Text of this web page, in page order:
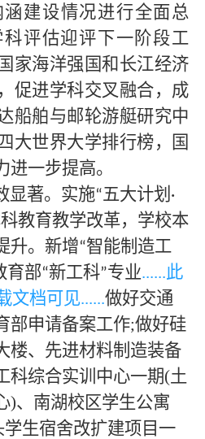
建设情况进行全面总
评估迎评下一阶段工
家海洋强国和长江经济
促进学科交叉融合，成
船舶与邮轮游艇研究中
大世界大学排行榜，国
进一步提高。
显著。实施“五大计划 ·
教育教学改革，学校本
升。新增“智能制造工
育部“新工科”专业......此
文档可见......做好交通
部申请备案工作;做好硅
楼、先进材料制造装备
科综合实训中心一期(土
)、南湖校区学生公寓
学生宿舍改扩建项目一